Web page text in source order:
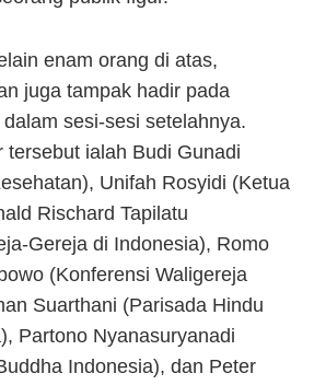
enam orang di atas,
juga tampak hadir pada
sesi-sesi setelahnya.
tersebut ialah Budi Gunadi
Unifah Rosyidi (Ketua
Rischard Tapilatu
Gereja di Indonesia), Romo
(Konferensi Waligereja
Suarthani (Parisada Hindu
Partono Nyanasuryanadi
Indonesia), dan Peter